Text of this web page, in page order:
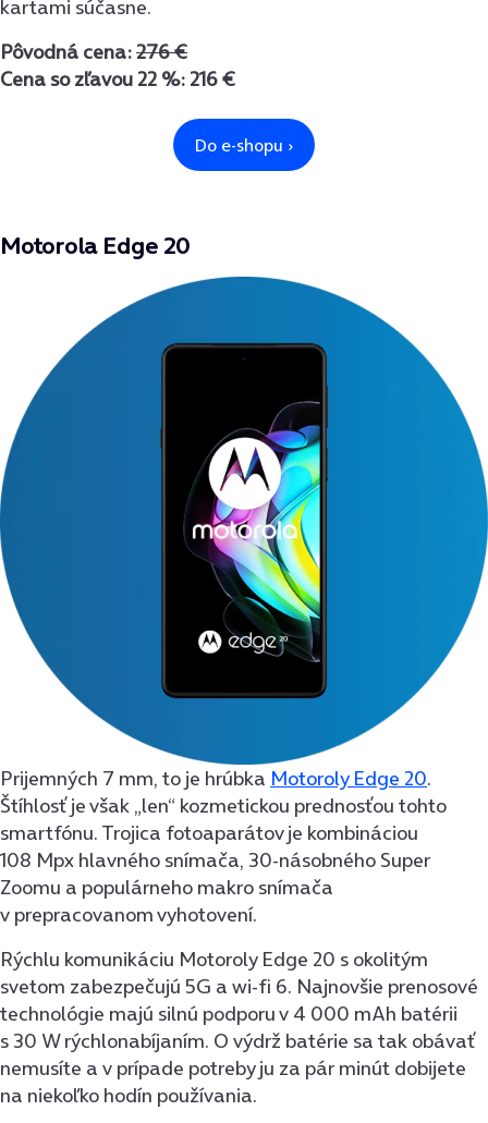
kartami súčasne.
Pôvodná cena:276 €
Cena so zľavou 22 %: 216 €
Motorola Edge 20
Prijemných 7 mm, to je hrúbka Motoroly Edge 20.
Štíhlosť je však „len“ kozmetickou prednosťou tohto
smartfónu. Trojica fotoaparátov je kombináciou
108 Mpx hlavného snímača, 30-násobného Super
Zoomu a populárneho makro snímača
v prepracovanom vyhotovení.
Rýchlu komunikáciu Motoroly Edge 20 s okolitým
svetom zabezpečujú 5G a wi-fi 6. Najnovšie prenosové
technológie majú silnú podporu v 4 000 mAh batérii
s 30 W rýchlonabíjaním. O výdrž batérie sa tak obávať
nemusíte a v prípade potreby ju za pár minút dobijete
na niekoľko hodín používania.